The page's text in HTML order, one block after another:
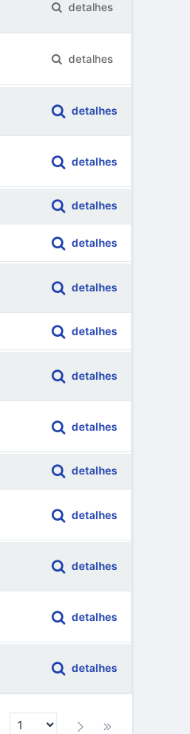
detalhes
detalhes
detalhes
detalhes
detalhes
detalhes
detalhes
detalhes
detalhes
detalhes
detalhes
detalhes
detalhes
detalhes
detalhes